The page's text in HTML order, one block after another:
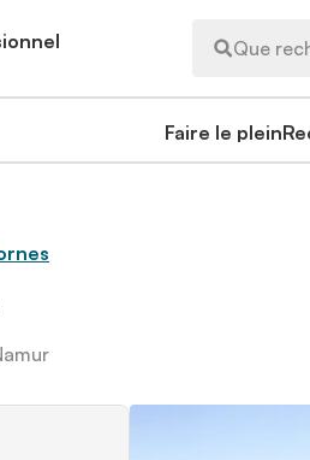
Que
Faire le plein